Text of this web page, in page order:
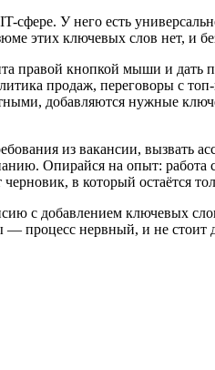
У него есть
ключевых слов нет, и
правой кнопкой мыши и
продаж, переговоры с
добавляются нужные
из вакансии, вызвать
Опирайся на опыт:
в который остаётся
с добавлением ключевых
процесс нервный, и не стоит